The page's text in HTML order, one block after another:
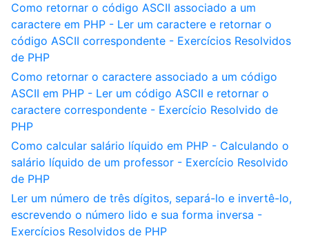
Como retornar o código ASCII associado a um
caractere em PHP - Ler um caractere e retornar o
código ASCII correspondente - Exercícios Resolvidos
de PHP
Como retornar o caractere associado a um código
ASCII em PHP - Ler um código ASCII e retornar o
caractere correspondente - Exercício Resolvido de
PHP
Como calcular salário líquido em PHP - Calculando o
salário líquido de um professor - Exercício Resolvido
de PHP
Ler um número de três dígitos, separá-lo e invertê-lo,
escrevendo o número lido e sua forma inversa -
Exercícios Resolvidos de PHP